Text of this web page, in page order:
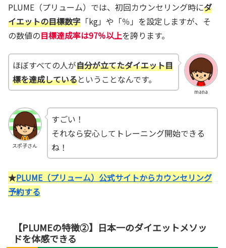
PLUME（プリューム）では、初回カウンセリング時にダ
イエットの目標数字 「kg」や「％」を設定しますが、そ
の数値の目標達成率は97％以上を誇ります。
mana
ほぼすべての人が自分が立てたダイエット目
標を達成しているということなんです。
スポ子さん
すごい！
それなら安心してトレーニング開始できる
ね！
★PLUME（プリューム）公式サイトからカウンセリング
予約する
【PLUMEの特徴②】日本一のダイエットメソッ
ドを体感できる